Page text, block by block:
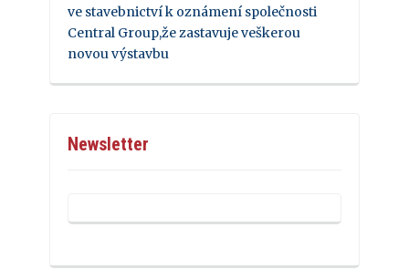
ve stavebnictví k oznámení společnosti
Central Group,že zastavuje veškerou
novou výstavbu
Newsletter